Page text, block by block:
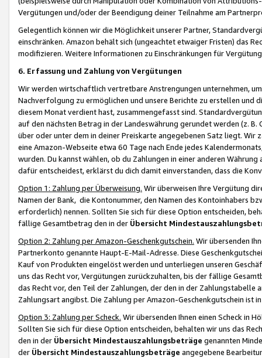
Vergütungen und/oder der Beendigung deiner Teilnahme am
Gelegentlich können wir die Möglichkeit unserer Partner,
einschränken. Amazon behält sich (ungeachtet etwaiger Fristen) das
modifizieren. Weitere Informationen zu Einschränkungen für
6. Erfassung und Zahlung von Vergütungen
Wir werden wirtschaftlich vertretbare Anstrengungen unternehmen,
Nachverfolgung zu ermöglichen und unsere Berichte zu erstellen und
diesem Monat verdient hast, zusammengefasst sind.
auf den nächsten Betrag in der Landeswährung gerundet werden (z.
über oder unter dem in deiner Preiskarte angegebenen Satz liegt.
eine Amazon-Webseite etwa 60 Tage nach Ende jedes
wurden. Du kannst wählen, ob du Zahlungen in einer anderen
dafür entscheidest, erklärst du dich damit einverstanden, dass die
Option 1: Zahlung per Überweisung. Wir überweisen Ihre Vergütung
Namen der Bank, die Kontonummer, den Namen des Kontoinhabers
erforderlich) nennen. Sollten Sie sich für diese Option entscheiden,
fällige Gesamtbetrag den in der Übersicht
Option 2: Zahlung per Amazon-Geschenkgutschein. Wir übersenden
Partnerkonto genannte Haupt-E-Mail-Adresse. Diese
Kauf von Produkten eingelöst werden und unterliegen unseren
uns das Recht vor, Vergütungen zurückzuhalten, bis der fällige
das Recht vor, den Teil der Zahlungen, der den in der
Zahlungsart angibst. Die Zahlung per Amazon-Geschenkgutschein ist
Option 3: Zahlung per Scheck. Wir übersenden Ihnen einen Scheck in
Sollten Sie sich für diese Option entscheiden, behalten wir uns das
den in der Übersicht Mindestauszahlungsbeträge genannten
der Übersicht Mindestauszahlungsbeträge angegebene